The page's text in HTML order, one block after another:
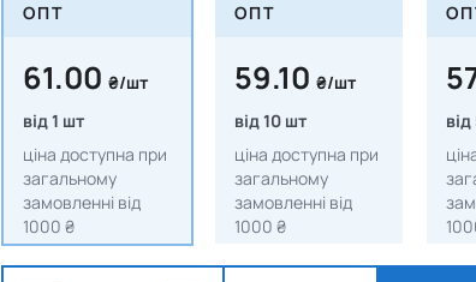
ОПТ
61.00₴/шт
від 1 шт
ціна доступна при
загальному
замовленні від
1000 ₴
ОПТ
59.10₴/шт
від 10 шт
ціна доступна при
загальному
замовленні від
1000 ₴